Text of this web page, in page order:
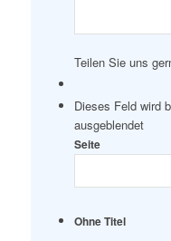
Teilen Sie uns
Dieses Feld wird
ausgeblendet
Seite
Ohne Titel